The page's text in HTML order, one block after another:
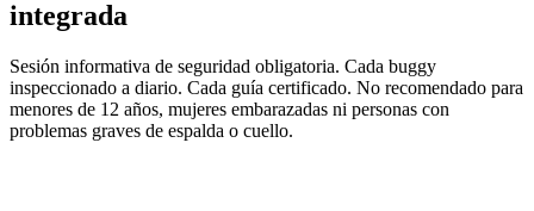
integrada
Sesión informativa de seguridad obligatoria. Cada buggy
inspeccionado a diario. Cada guía certificado. No recomendado para
menores de 12 años, mujeres embarazadas ni personas con
problemas graves de espalda o cuello.